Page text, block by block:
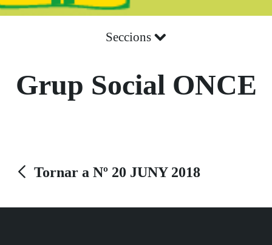
Seccions
Grup Social ONCE
Tornar a Nº 20 JUNY 2018